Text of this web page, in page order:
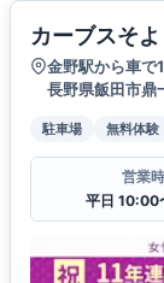
カーブスそ
金野駅から車で
長野県飯田市鼎
駐車場 無料体験
営業
平日 10:00